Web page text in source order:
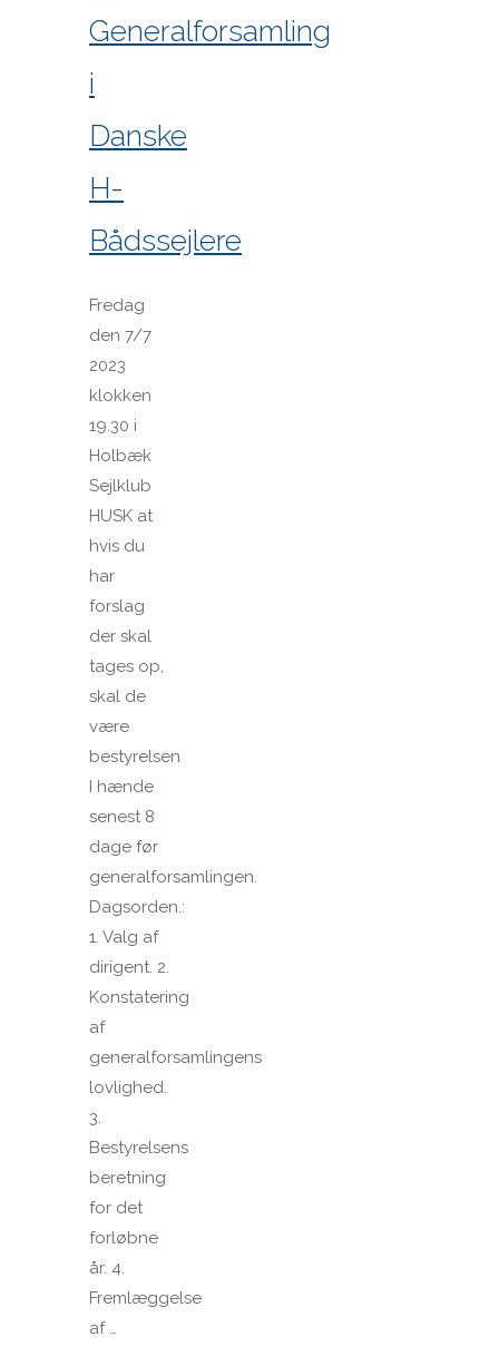
Generalforsamling
i
Danske
H-
Bådssejlere
Fredag
den 7/7
2023
klokken
19.30 i
Holbæk
Sejlklub
HUSK at
hvis du
har
forslag
der skal
tages op,
skal de
være
bestyrelsen
I hænde
senest 8
dage før
generalforsamlingen.
Dagsorden.:
1. Valg af
dirigent. 2.
Konstatering
af
generalforsamlingens
lovlighed.
3.
Bestyrelsens
beretning
for det
forløbne
år. 4.
Fremlæggelse
af …